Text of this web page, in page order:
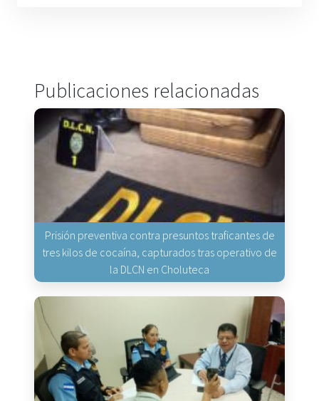
Publicaciones relacionadas
Prisión preventiva contra presuntos traficantes de
tres kilos de cocaína, capturados tras operativo de
la DLCN en Choluteca